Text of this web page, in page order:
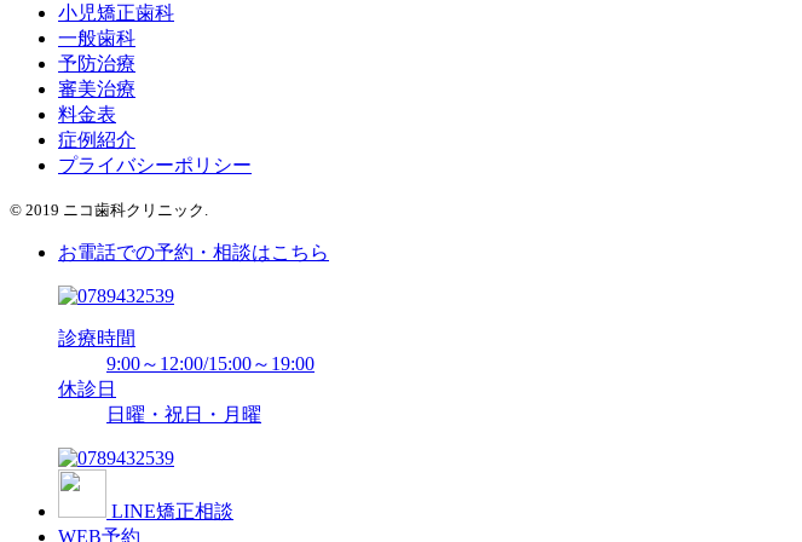
小児矯正歯科
一般歯科
予防治療
審美治療
料金表
症例紹介
プライバシーポリシー
© 2019 ニコ歯科クリニック.
お電話での予約・相談はこちら
診療時間
9:00～12:00/15:00～19:00
休診日
日曜・祝日・月曜
LINE矯正相談
WEB予約